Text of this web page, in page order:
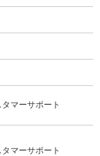
マーサポート
マーサポート